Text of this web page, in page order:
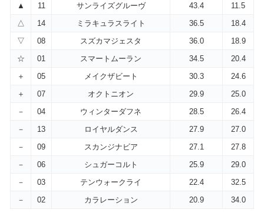
▲
11 サンライズグルーヴ 43.4
11.5
△
14 ミラキュラスライト 36.5
18.4
▽
08 スズカマジェスタ 36.0
18.9
☆
01 スマートムーラン 34.5
20.4
＋
05 メイクザビート 30.3
24.6
＋
07 オクトニオン 29.9
25.0
－
04 ウィンターダフネ 28.5
26.4
－
13 ロイヤルダンス 27.9
27.0
－
09 スカンジナビア 27.1
27.8
－
06 シュガーコルト 25.9
29.0
－
03 テンウォークライ 22.4
32.5
－
02 カラレーション 20.9 34.0